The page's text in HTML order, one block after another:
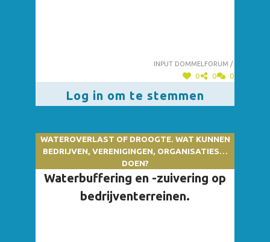
Input dommelforum /.
0 0 0
Log in om te stemmen
WATEROVERLAST OF DROOGTE. WAT KUNNEN
BEDRIJVEN, VERENIGINGEN, ORGANISATIES…
DOEN?
Waterbuffering en -zuivering op
bedrijventerreinen.